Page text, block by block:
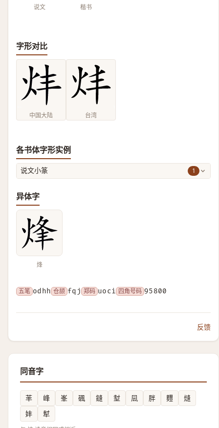
说文 楷书
字形对比
中国大陆 台湾
各书体字形实例
说文小篆 1
异体字
烽
五笔 odhh 仓颉 fqj 郑码 uoci 四角号码 95800
反馈
同音字
䒠 峰 峯 碸 鏠 堼 凨 胖 麷
熢
妦
犎